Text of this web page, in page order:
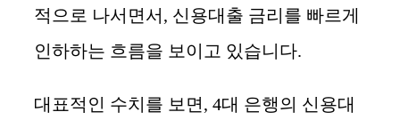
적으로 나서면서, 신용대출 금리를 빠르게
인하하는 흐름을 보이고 있습니다.
대표적인 수치를 보면, 4대 은행의 신용대